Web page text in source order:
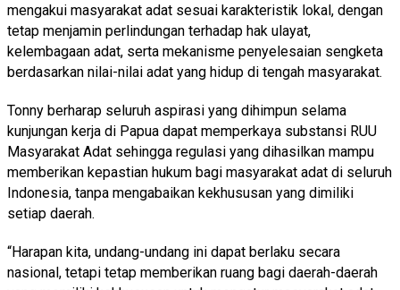
mengakui masyarakat adat sesuai karakteristik lokal, dengan
tetap menjamin perlindungan terhadap hak ulayat,
kelembagaan adat, serta mekanisme penyelesaian sengketa
berdasarkan nilai-nilai adat yang hidup di tengah masyarakat.
Tonny berharap seluruh aspirasi yang dihimpun selama
kunjungan kerja di Papua dapat memperkaya substansi RUU
Masyarakat Adat sehingga regulasi yang dihasilkan mampu
memberikan kepastian hukum bagi masyarakat adat di seluruh
Indonesia, tanpa mengabaikan kekhususan yang dimiliki
setiap daerah.
“Harapan kita, undang-undang ini dapat berlaku secara
nasional, tetapi tetap memberikan ruang bagi daerah-daerah